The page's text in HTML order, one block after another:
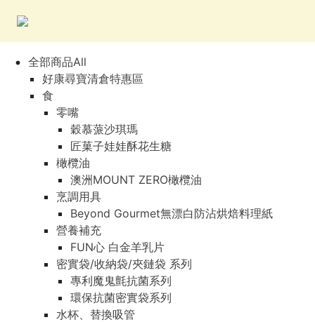
全部商品All
好康尋寶清倉特惠區
食
零嘴
穀慕蒎沙琪瑪
匠菓子娃娃酥花生糖
橄欖油
澳洲MOUNT ZERO橄欖油
烹調用具
Beyond Gourmet無漂白防沾烘焙料理紙
營養補充
FUN心 白金羊乳片
密實袋/收納袋/夾鏈袋 系列
專利魔鬼氈抗菌系列
環保抗菌密實袋系列
水杯、替換吸管